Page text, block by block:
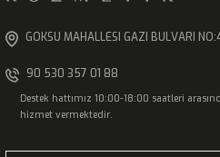
GOKSU MAHALLESI GAZI BULVARI
90 530 357 01 88
Destek hattımız 10:00-18:00 saatleri
hizmet vermektedir.